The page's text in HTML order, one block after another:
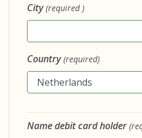
City (required )
Country(required)
Name debit card holder